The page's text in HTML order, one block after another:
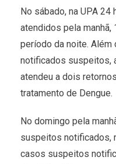
No sábado, na UPA
atendidos pela manhã,
período da noite.
notificados suspeitos,
atendeu a dois
tratamento de Dengue.
No domingo pela
suspeitos notificados,
casos suspeitos